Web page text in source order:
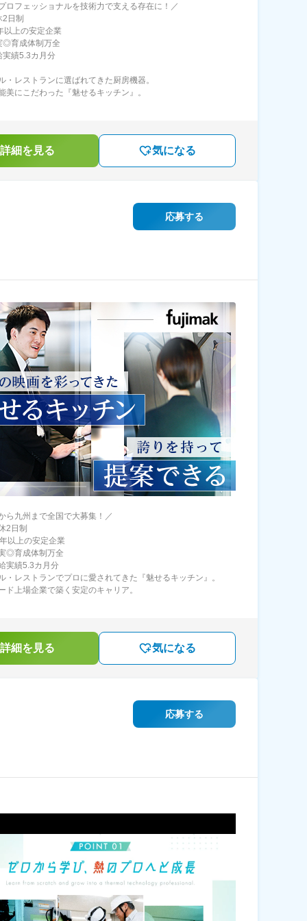
ロフェッショナルを技術力で支える存在に！／
日制
以上の安定企業
◎育成体制万全
実績5.3カ月分
・レストランに選ばれてきた厨房機器。
美にこだわった『魅せるキッチン』。
細を見る 気になる
応募する
ら九州まで全国で大募集！／
2日制
以上の安定企業
◎育成体制万全
実績5.3カ月分
・レストランでプロに愛されてきた『魅せるキッチン』。
ド上場企業で築く安定のキャリア。
細を見る 気になる
応募する